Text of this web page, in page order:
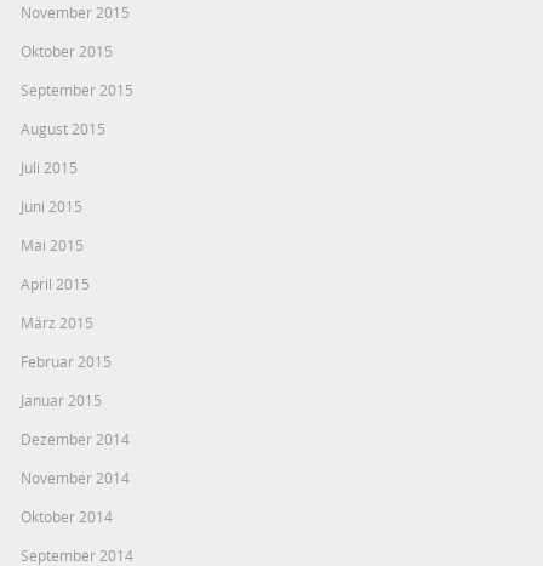
November 2015
Oktober 2015
September 2015
August 2015
Juli 2015
Juni 2015
Mai 2015
April 2015
März 2015
Februar 2015
Januar 2015
Dezember 2014
November 2014
Oktober 2014
September 2014